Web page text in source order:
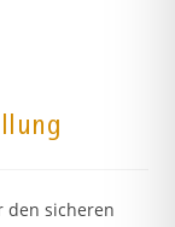
den sicheren